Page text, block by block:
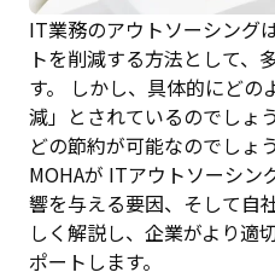
IT業務のアウトソーシング
トを削減する方法として、
す。 しかし、具体的にどの
減」とされているのでしょ
どの節約が可能なのでしょ
MOHAが ITアウトソーシン
響を与える要因、そして自
しく解説し、企業がより適
ポートします。